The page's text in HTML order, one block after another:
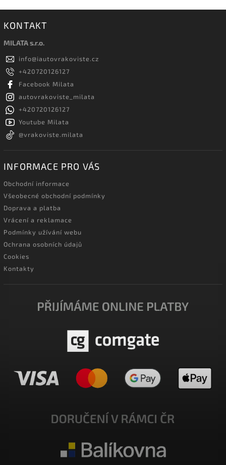
KONTAKT
MILATA s.r.o.
info@iautovrakoviste.cz
+420720126127
Facebook Milata
autovrakoviste_milata
+420720126127
Youtube Milata
@vrakoviste.milata
INFORMACE PRO VÁS
Obchodní informace
Všeobecné obchodní podmínky
Doprava a platba
Vrácení a reklamace
Podmínky užívání webu
Ochrana osobních údajů
Cookies
Kontakty